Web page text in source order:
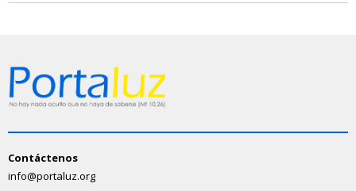
Contáctenos
info@portaluz.org